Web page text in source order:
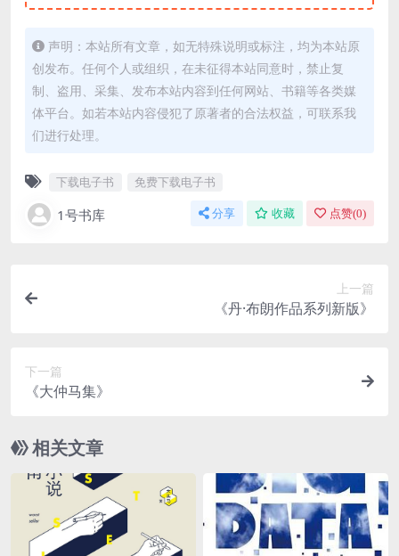
声明：本站所有文章，如无特殊说明或标注，均为本站原
创发布。任何个人或组织，在未征得本站同意时，禁止复
制、盗用、采集、发布本站内容到任何网站、书籍等各类媒
体平台。如若本站内容侵犯了原著者的合法权益，可联系我
们进行处理。
下载电子书 免费下载电子书
1号书库 分享 收藏 点赞(0)
上一篇
《丹·布朗作品系列新版》
下一篇
《大仲马集》
相关文章